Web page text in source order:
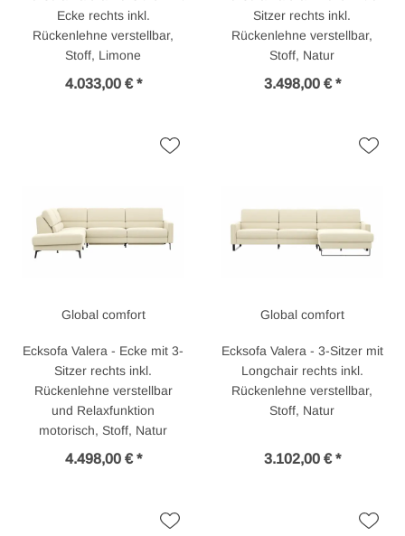
Ecke rechts inkl.
Rückenlehne verstellbar,
Stoff, Limone
4.033,00 € *
Sitzer rechts inkl.
Rückenlehne verstellbar,
Stoff, Natur
3.498,00 € *
Global comfort
Ecksofa Valera - Ecke mit 3-
Sitzer rechts inkl.
Rückenlehne verstellbar
und Relaxfunktion
motorisch, Stoff, Natur
4.498,00 € *
Global comfort
Ecksofa Valera - 3-Sitzer mit
Longchair rechts inkl.
Rückenlehne verstellbar,
Stoff, Natur
3.102,00 € *